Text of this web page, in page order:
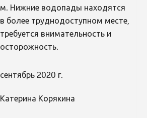
м. Нижние водопады находятся
в более труднодоступном месте,
требуется внимательность и
осторожность.
сентябрь 2020 г.
Катерина Корякина